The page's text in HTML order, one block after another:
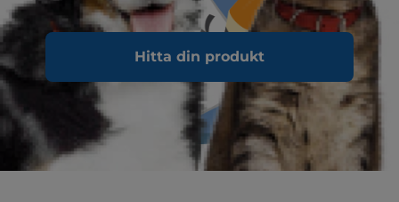
Hitta din produkt